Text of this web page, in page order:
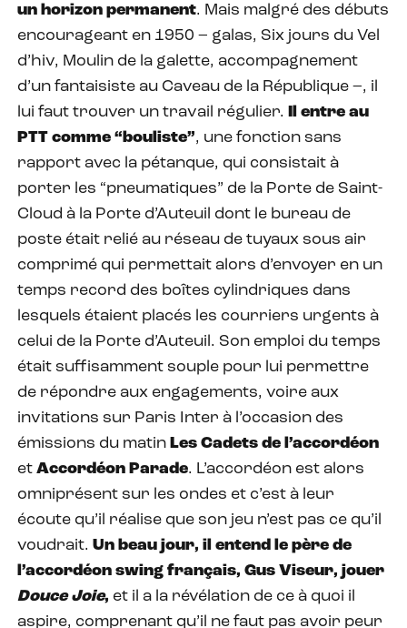
un horizon permanent. Mais malgré des débuts
encourageant en 1950 – galas, Six jours du Vel
d’hiv, Moulin de la galette, accompagnement
d’un fantaisiste au Caveau de la République –, il
lui faut trouver un travail régulier. Il entre au
PTT comme “bouliste”, une fonction sans
rapport avec la pétanque, qui consistait à
porter les “pneumatiques” de la Porte de Saint-
Cloud à la Porte d’Auteuil dont le bureau de
poste était relié au réseau de tuyaux sous air
comprimé qui permettait alors d’envoyer en un
temps record des boîtes cylindriques dans
lesquels étaient placés les courriers urgents à
celui de la Porte d’Auteuil. Son emploi du temps
était suffisamment souple pour lui permettre
de répondre aux engagements, voire aux
invitations sur Paris Inter à l’occasion des
émissions du matin Les Cadets de l’accordéon
et Accordéon Parade. L’accordéon est alors
omniprésent sur les ondes et c’est à leur
écoute qu’il réalise que son jeu n’est pas ce qu’il
voudrait. Un beau jour, il entend le père de
l’accordéon swing français, Gus Viseur, jouer
Douce Joie, et il a la révélation de ce à quoi il
aspire, comprenant qu’il ne faut pas avoir peur